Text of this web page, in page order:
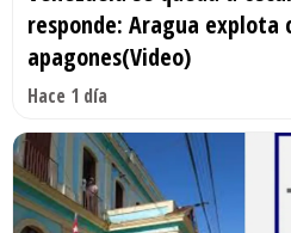
responde: Aragua explota
apagones(Video)
Hace 1 día